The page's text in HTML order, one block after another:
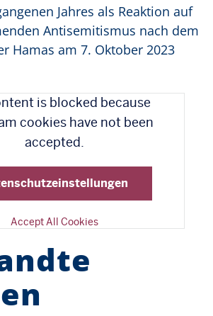
Jahres als Reaktion auf
Antisemitismus nach dem
Hamas am 7. Oktober 2023
Beitrag auf Instagram an
geteilt von land.nrw (@land.nrw)
is blocked because
cookies have not been
accepted.
Accept All Cookies